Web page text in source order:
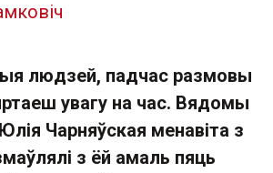
людзей, падчас размовы
увагу на час. Вядомы
Чарняўская менавіта з
з ёй амаль пяць